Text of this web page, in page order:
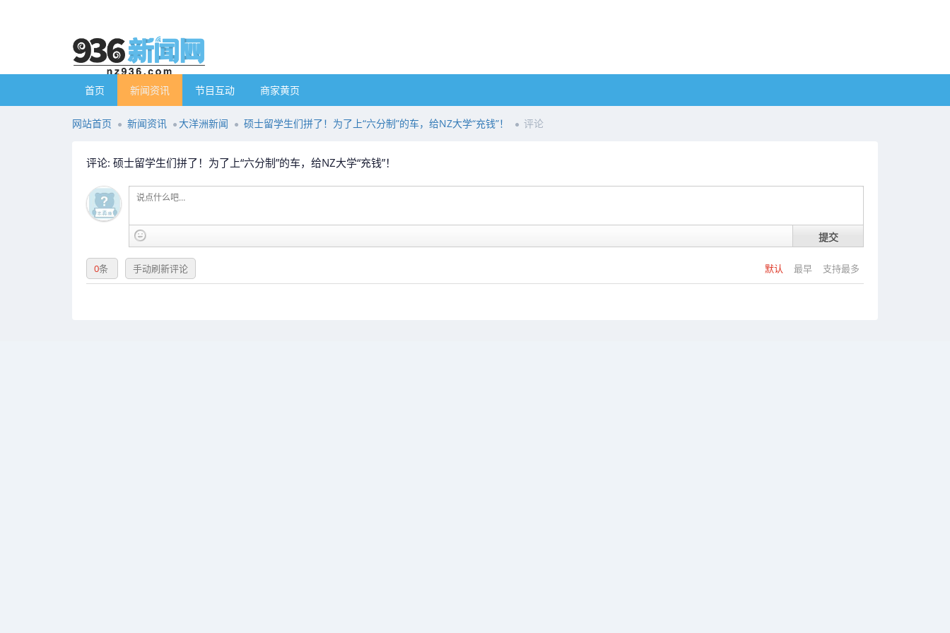
首页 新闻资讯 节目互动 商家黄页
网站首页 新闻资讯 大洋洲新闻 硕士留学生们拼了！为了上“六分制”的车，给NZ大学“充钱”！ 评论
评论: 硕士留学生们拼了！为了上“六分制”的车，给NZ大学“充钱”！
提交
默认 最早 支持最多
0条 手动刷新评论